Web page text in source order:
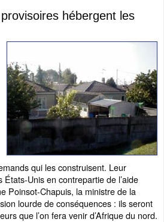
hébergent les
qui les construisent. Leur
Unis en contrepartie de l’aide
Poinsot-Chapuis, la ministre de la
lourde de conséquences : ils seront
que l’on fera venir d’Afrique du nord.